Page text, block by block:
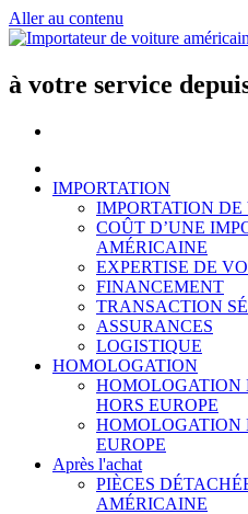
Aller au contenu
à votre service
IMPORTATION
IMPORTATION
COÛT D’UNE
AMÉRICAINE
EXPERTISE DE
FINANCEMENT
TRANSACTION
ASSURANCES
LOGISTIQUE
HOMOLOGATION
HOMOLOGATION
HORS EUROPE
HOMOLOGATION
EUROPE
Après l'achat
PIÈCES
AMÉRICAINE